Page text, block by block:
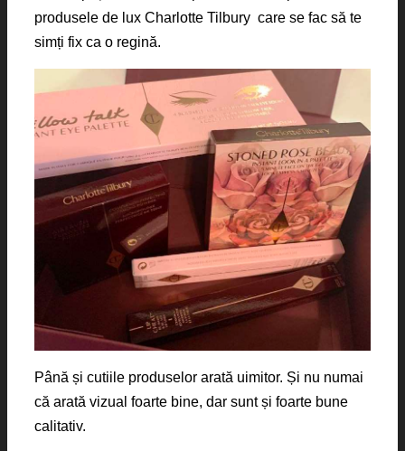
produsele de lux Charlotte Tilbury care se fac să te
simți fix ca o regină.
Până și cutiile produselor arată uimitor. Și nu numai
că arată vizual foarte bine, dar sunt și foarte bune
calitativ.